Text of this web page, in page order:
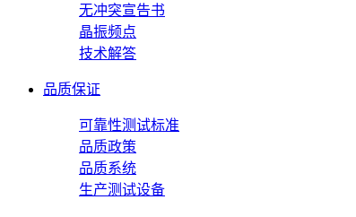
无冲突宣告书
晶振频点
技术解答
品质保证
可靠性测试标准
品质政策
品质系统
生产测试设备